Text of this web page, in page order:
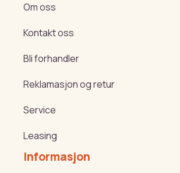
Om oss
Kontakt oss
Bli forhandler
Reklamasjon og retur
Service
Leasing
Informasjon